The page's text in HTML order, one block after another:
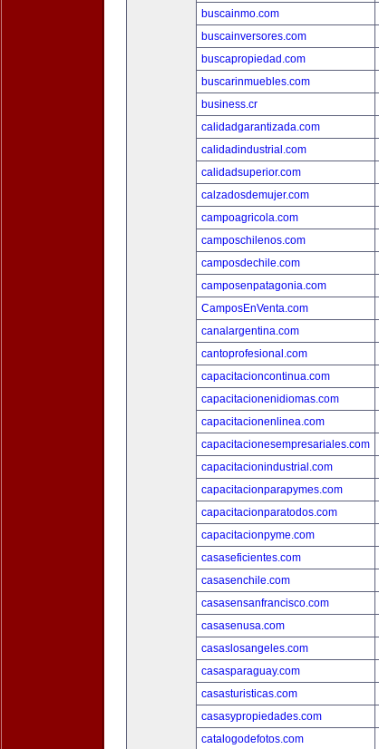
buscainmo.com
buscainversores.com
buscapropiedad.com
buscarinmuebles.com
business.cr
calidadgarantizada.com
calidadindustrial.com
calidadsuperior.com
calzadosdemujer.com
campoagricola.com
camposchilenos.com
camposdechile.com
camposenpatagonia.com
CamposEnVenta.com
canalargentina.com
cantoprofesional.com
capacitacioncontinua.com
capacitacionenidiomas.com
capacitacionenlinea.com
capacitacionesempresariales.com
capacitacionindustrial.com
capacitacionparapymes.com
capacitacionparatodos.com
capacitacionpyme.com
casaseficientes.com
casasenchile.com
casasensanfrancisco.com
casasenusa.com
casaslosangeles.com
casasparaguay.com
casasturisticas.com
casasypropiedades.com
catalogodefotos.com